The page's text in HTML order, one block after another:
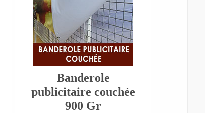
Banderole
publicitaire couchée
900 Gr